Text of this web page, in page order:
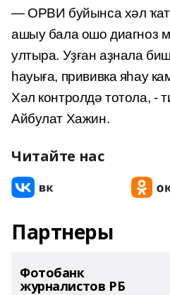
— ОРВИ буйынса хәл
ашыу бала ошо диагноз
ултыра. Уҙған аҙнала
һауыға, прививка яһау
Хәл контролдә тотола, -
Айбулат Хажин.
Читайте нас
Партнеры
Фотобанк
журналистов РБ